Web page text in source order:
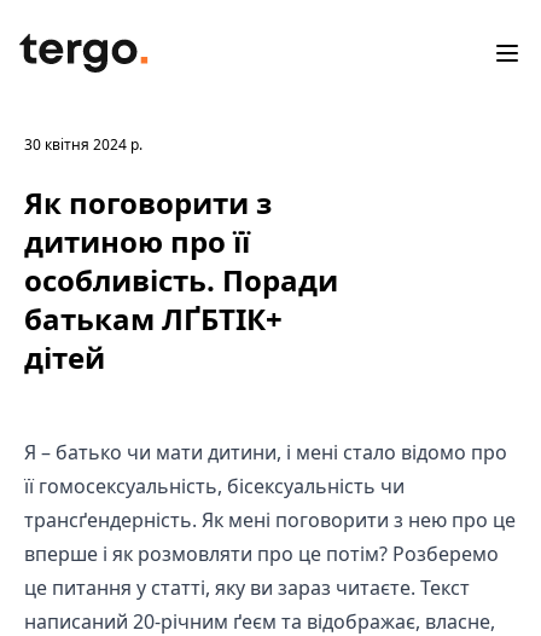
TERGO
30 квітня 2024 р.
Як поговорити з
дитиною про її
особливість. Поради
батькам ЛҐБТІК+
дітей
Я – батько чи мати дитини, і мені стало відомо про
її гомосексуальність, бісексуальність чи
трансґендерність. Як мені поговорити з нею про це
вперше і як розмовляти про це потім? Розберемо
це питання у статті, яку ви зараз читаєте. Текст
написаний 20-річним ґеєм та відображає, власне,